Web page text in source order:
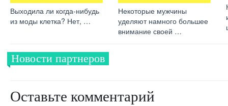
Выходила ли когда-нибудь
из моды клетка? Нет, …
Некоторые мужчины
уделяют намного большее
внимание своей …
Новости партнеров
Оставьте комментарий